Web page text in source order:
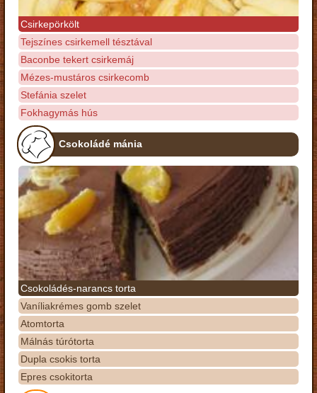
Csirkepörkölt
Tejszínes csirkemell tésztával
Baconbe tekert csirkemáj
Mézes-mustáros csirkecomb
Stefánia szelet
Fokhagymás hús
Csokoládé mánia
Csokoládés-narancs torta
Vaníliakrémes gomb szelet
Atomtorta
Málnás túrótorta
Dupla csokis torta
Epres csokitorta